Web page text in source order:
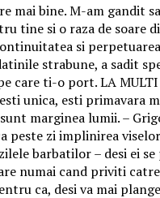
mai bine. M-am gandit
tine si o raza de soare
si
strabune, a sadit
care ti-o port. LA
unica, esti primavara
marginea lumii. –
peste zi implinirea
barbatilor – desi ei
numai cand priviti
ca, desi va mai